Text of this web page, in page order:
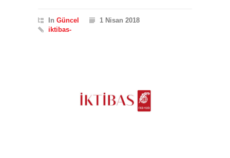
In Güncel
1 Nisan 2018
iktibas-